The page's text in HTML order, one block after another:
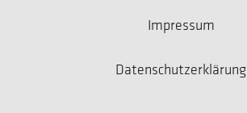
Impressum
Datenschutzerklärung